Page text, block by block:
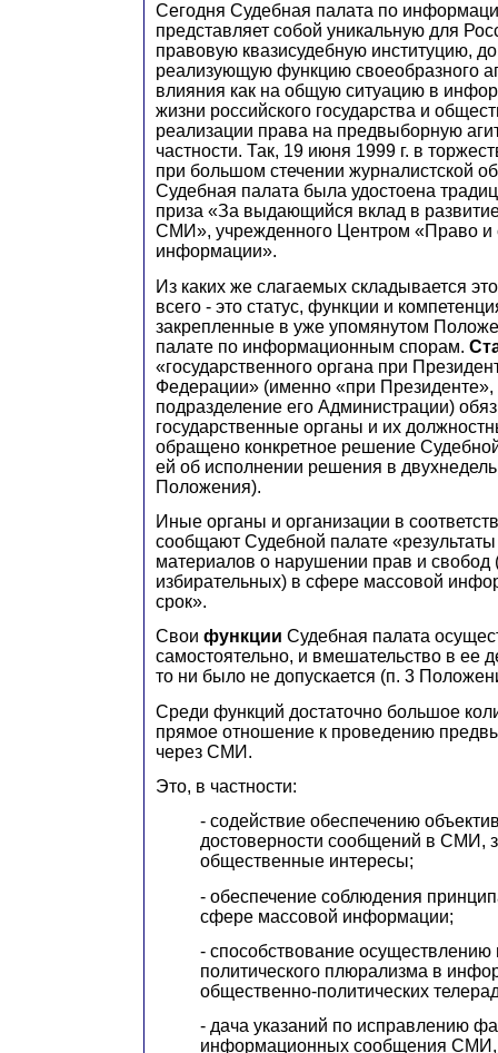
Сегодня Судебная палата по
представляет собой уникальную для
правовую квазисудебную институцию,
реализующую функцию своеобразного
влияния как на общую ситуацию в
жизни российского государства и
реализации права на предвыборную
частности. Так, 19 июня 1999 г. в
при большом стечении журналистской
Судебная палата была удостоена
приза «За выдающийся вклад в
СМИ», учрежденного Центром «Право и
информации».
Из каких же слагаемых складывается
всего - это статус, функции и
закрепленные в уже упомянутом
палате по информационным спорам.
«государственного органа при
Федерации» (именно «при Президенте»,
подразделение его Администрации)
государственные органы и их
обращено конкретное решение
ей об исполнении решения в
Положения).
Иные органы и организации в
сообщают Судебной палате
материалов о нарушении прав и свобод
избирательных) в сфере массовой
срок».
Свои функции Судебная палата
самостоятельно, и вмешательство в ее
то ни было не допускается (п. 3
Среди функций достаточно большое
прямое отношение к проведению
через СМИ.
Это, в частности:
- содействие обеспечению
достоверности сообщений в СМИ,
общественные интересы;
- обеспечение соблюдения
сфере массовой информации;
- способствование осуществлению
политического плюрализма в
общественно-политических
- дача указаний по исправлению
информационных сообщения СМИ,